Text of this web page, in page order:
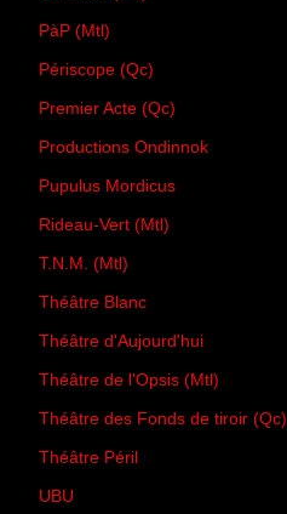
PàP (Mtl)
Périscope (Qc)
Premier Acte (Qc)
Productions Ondinnok
Pupulus Mordicus
Rideau-Vert (Mtl)
T.N.M. (Mtl)
Théâtre Blanc
Théâtre d'Aujourd'hui
Théâtre de l'Opsis (Mtl)
Théâtre des Fonds de tiroir (Qc)
Théâtre Péril
UBU